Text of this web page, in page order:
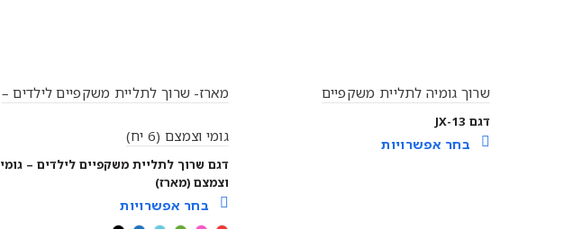
שרוך גומיה לתליית משקפיים
דגם JX-13
בחר אפשרויות
מארז- שרוך לתליית משקפיים לילדים –
גומי וצמצם (6 יח)
דגם שרוך לתליית משקפיים לילדים – גומי
וצמצם (מארז)
בחר אפשרויות